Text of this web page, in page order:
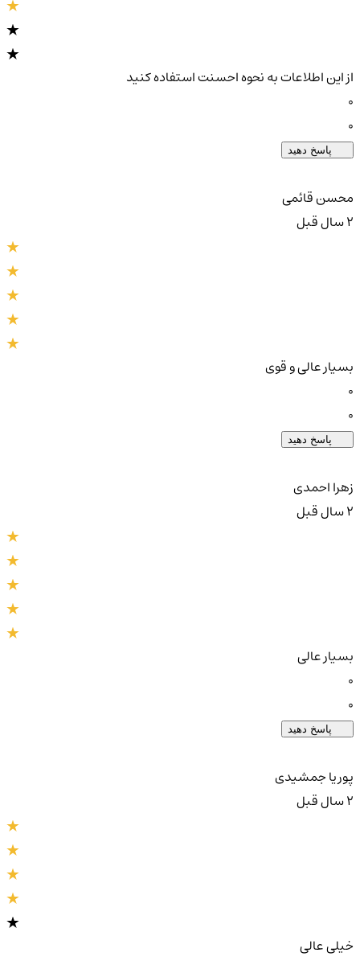
از این اطلاعات به نحوه احسنت استفاده کنید
پاسخ دهید
محسن قائمی
بسیار عالی و قوی
پاسخ دهید
زهرا احمدی
بسیار عالی
پاسخ دهید
پوریا جمشیدی
خیلی عالی